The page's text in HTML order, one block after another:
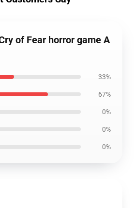
of Fear horror game A
33%
67%
0%
0%
0%